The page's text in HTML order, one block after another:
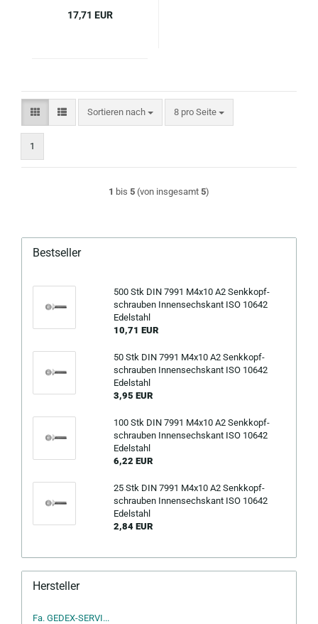
17,71 EUR
Sortieren nach
Sortieren nach 8 pro Seite
pro Seite
1
1 bis 5 (von insgesamt 5)
Bestseller
500 Stk DIN 7991 M4x10 A2 Senk­kopf­
schrau­ben In­nen­sechs­kant ISO 10642
Edel­stahl
10,71 EUR
50 Stk DIN 7991 M4x10 A2 Senk­kopf­
schrau­ben In­nen­sechs­kant ISO 10642
Edel­stahl
3,95 EUR
100 Stk DIN 7991 M4x10 A2 Senk­kopf­
schrau­ben In­nen­sechs­kant ISO 10642
Edel­stahl
6,22 EUR
25 Stk DIN 7991 M4x10 A2 Senk­kopf­
schrau­ben In­nen­sechs­kant ISO 10642
Edel­stahl
2,84 EUR
Hersteller
Fa. GEDEX-SERVI...